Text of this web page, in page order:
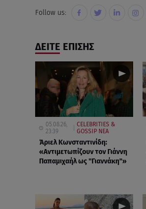
Follow us:
ΔΕΙΤΕ ΕΠΙΣΗΣ
05.08.26,
23:39
CELEBRITIES &
GOSSIP ΝΕΑ
Άριελ Κωνσταντινίδη:
«Αντιμετωπίζουν τον Γιάννη
Παπαμιχαήλ ως "Γιαννάκη"»